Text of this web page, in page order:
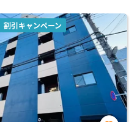
割引キャンペーン